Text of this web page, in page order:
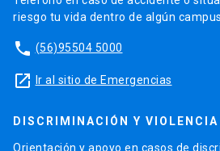
riesgo tu vida dentro de algún
phone (56)95504 5000
launch Ir al sitio de Emergencias
DISCRIMINACIÓN Y VIOLENCIA
Orientación y apoyo en casos de